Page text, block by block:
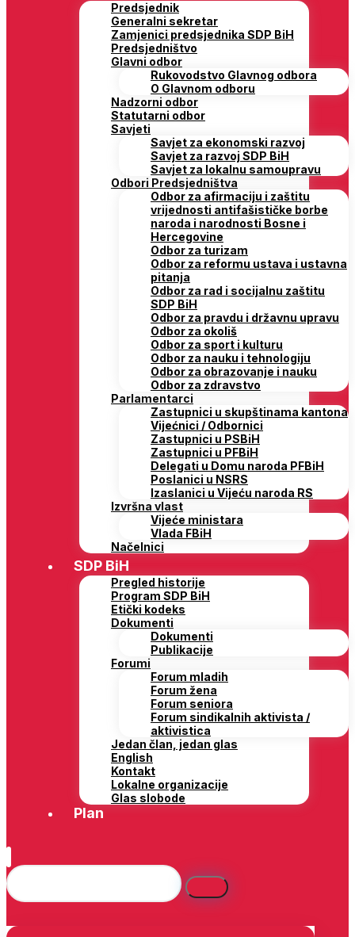
Predsjednik
Generalni sekretar
Zamjenici predsjednika SDP BiH
Predsjedništvo
Glavni odbor
Rukovodstvo Glavnog odbora
O Glavnom odboru
Nadzorni odbor
Statutarni odbor
Savjeti
Savjet za ekonomski razvoj
Savjet za razvoj SDP BiH
Savjet za lokalnu samoupravu
Odbori Predsjedništva
Odbor za afirmaciju i zaštitu
vrijednosti antifašističke borbe
naroda i narodnosti Bosne i
Hercegovine
Odbor za turizam
Odbor za reformu ustava i ustavna
pitanja
Odbor za rad i socijalnu zaštitu
SDP BiH
Odbor za pravdu i državnu upravu
Odbor za okoliš
Odbor za sport i kulturu
Odbor za nauku i tehnologiju
Odbor za obrazovanje i nauku
Odbor za zdravstvo
Parlamentarci
Zastupnici u skupštinama kantona
Vijećnici / Odbornici
Zastupnici u PSBiH
Zastupnici u PFBiH
Delegati u Domu naroda PFBiH
Poslanici u NSRS
Izaslanici u Vijeću naroda RS
Izvršna vlast
Vijeće ministara
Vlada FBiH
Načelnici
SDP BiH
Pregled historije
Program SDP BiH
Etički kodeks
Dokumenti
Dokumenti
Publikacije
Forumi
Forum mladih
Forum žena
Forum seniora
Forum sindikalnih aktivista /
aktivistica
Jedan član, jedan glas
English
Kontakt
Lokalne organizacije
Glas slobode
Plan